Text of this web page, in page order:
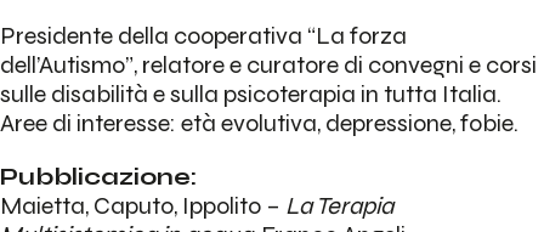
Presidente della cooperativa “La forza
dell’Autismo”, relatore e curatore di convegni e corsi
sulle disabilità e sulla psicoterapia in tutta Italia.
Aree di interesse: età evolutiva, depressione, fobie.
Pubblicazione:
Maietta, Caputo, Ippolito – La Terapia